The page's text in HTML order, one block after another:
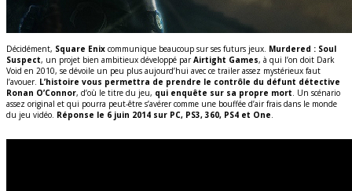
Décidément, Square Enix communique beaucoup sur ses futurs jeux. Murdered : Soul
Suspect, un projet bien ambitieux développé parAirtight Games, à qui l’on doit Dark
Void en 2010, se dévoile un peu plus aujourd’hui avec ce trailer assez mystérieux faut
l’avouer. L’histoire vous permettra de prendre le contrôle du défunt détective
Ronan O’Connor, d’où le titre du jeu, qui enquête sur sa propre mort. Un scénario
assez original et qui pourra peut-être s’avérer comme une bouffée d’air frais dans le monde
du jeu vidéo. Réponse le 6 juin 2014 sur PC, PS3, 360, PS4 et One.